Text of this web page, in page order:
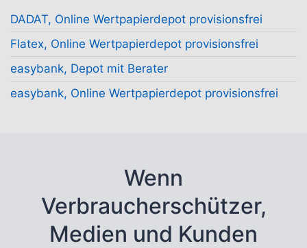
DADAT, Online Wertpapierdepot provisionsfrei
Flatex, Online Wertpapierdepot provisionsfrei
easybank, Depot mit Berater
easybank, Online Wertpapierdepot provisionsfrei
Wenn
Verbraucherschützer,
Medien und Kunden